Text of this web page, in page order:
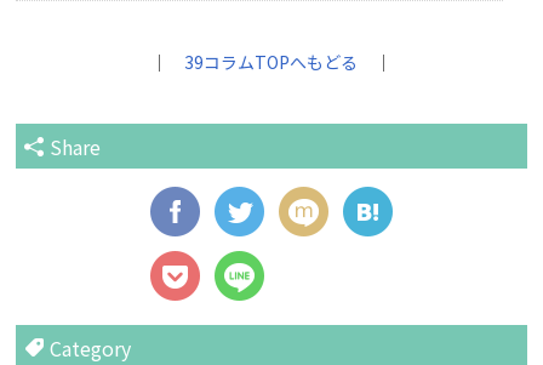
｜ 39コラムTOPへもどる ｜
Share
Category